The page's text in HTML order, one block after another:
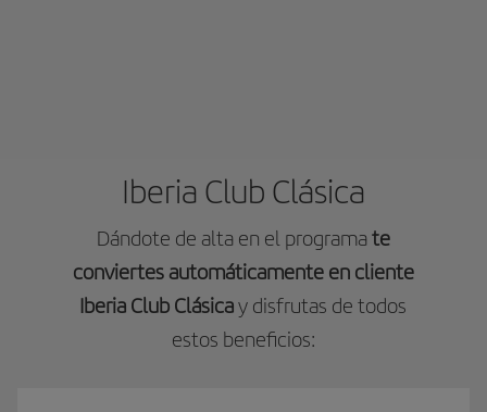
Iberia Club Clásica
Dándote de alta en el programate
conviertes automáticamente en cliente
Iberia Club Clásicay disfrutas de todos
estos beneficios: